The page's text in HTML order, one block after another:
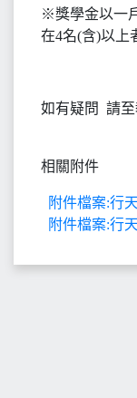
※獎學金以一
在4名(含)以上
如有疑問 請
相關附件
附件檔案:行
附件檔案:行